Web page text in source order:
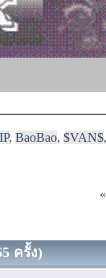
,BaoBao,$VAN$
ครั้ง)